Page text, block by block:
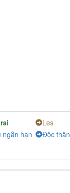
Les
ngắn hạn Độc thân